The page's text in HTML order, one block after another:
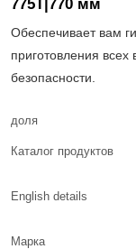
Обеспечивает вам
приготовления
безопасности.
доля
Каталог продуктов
English details
Марка